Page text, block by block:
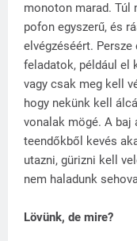
monoton marad. Túl
pofon egyszerű, és
elvégzéséért.
feladatok, például el
vagy csak meg kell
hogy nekünk kell
vonalak mögé. A baj
teendőkből kevés
utazni, gürizni kell
nem haladunk
Lövünk, de mire?